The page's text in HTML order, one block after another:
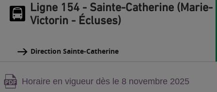
Ligne 154 - Sainte-Catherine (Marie-
Victorin - Écluses)
Direction Sainte-Catherine
Attention,
Horaire en vigueur dès le 8 novembre 2025